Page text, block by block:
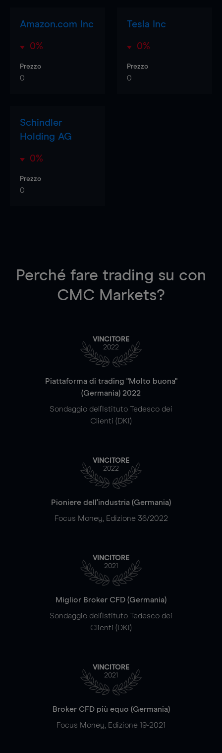
Amazon.com Inc
0%
Prezzo
0
Tesla Inc
0%
Prezzo
0
Schindler
Holding AG
0%
Prezzo
0
Perché fare trading su con
CMC Markets?
VINCITORE
2022
Piattaforma di trading "Molto buona"
(Germania) 2022
Sondaggio dell'Istituto Tedesco dei
Clienti (DKI)
VINCITORE
2022
Pioniere dell'industria (Germania)
Focus Money, Edizione 36/2022
VINCITORE
2021
Miglior Broker CFD (Germania)
Sondaggio dell'Istituto Tedesco dei
Clienti (DKI)
VINCITORE
2021
Broker CFD più equo (Germania)
Focus Money, Edizione 19-2021